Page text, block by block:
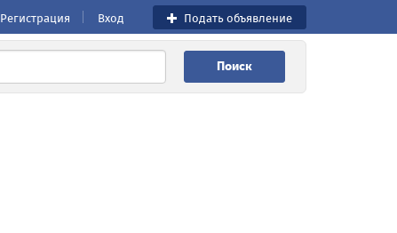
Регистрация Вход Подать объявление
Поиск